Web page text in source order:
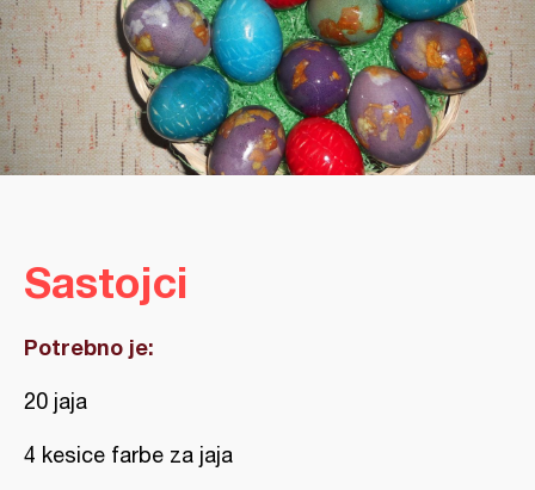
Sastojci
Potrebno je:
20 jaja
4 kesice farbe za jaja